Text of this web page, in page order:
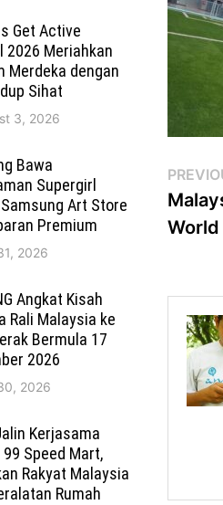
Post
Get Active
2026 Meriahkan
Merdeka dengan
Sihat
3, 2026
Bawa
Supergirl
Art Store
Premium
2026
Angkat Kisah
Rali Malaysia ke
Bermula 17
2026
2026
Kerjasama
99 Speed Mart,
Rakyat Malaysia
Rumah